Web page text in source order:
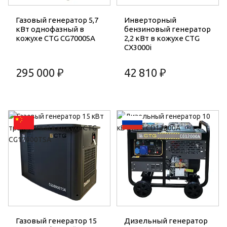
Газовый генератор 5,7
кВт однофазный в
кожухе CTG CG7000SA
295 000 ₽
Инверторный
бензиновый генератор
2,2 кВт в кожухе CTG
CX3000i
42 810 ₽
Газовый генератор 15
Дизельный генератор